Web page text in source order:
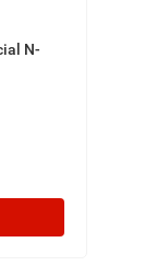
N-